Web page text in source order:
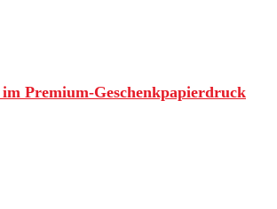
im Premium-Geschenkpapierdruck